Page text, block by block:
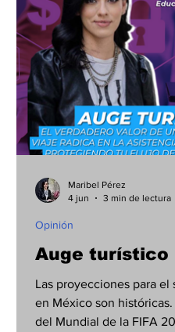
Auge turístico
Las proyecciones para el
en México son históricas.
del Mundial de la FIFA
Opinión
Maribel Pérez
4 jun
3 min de lectura